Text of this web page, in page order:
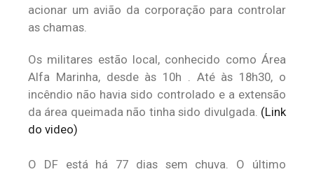
acionar um avião da corporação para controlar
as chamas.
Os militares estão local, conhecido como Área
Alfa Marinha, desde às 10h . Até às 18h30, o
incêndio não havia sido controlado e a extensão
da área queimada não tinha sido divulgada. (Link
do video)
O DF está há 77 dias sem chuva. O último